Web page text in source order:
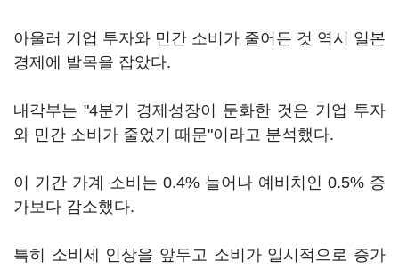
아울러 기업 투자와 민간 소비가 줄어든 것 역시 일본
경제에 발목을 잡았다.
내각부는 "4분기 경제성장이 둔화한 것은 기업 투자
와 민간 소비가 줄었기 때문"이라고 분석했다.
이 기간 가계 소비는 0.4% 늘어나 예비치인 0.5% 증
가보다 감소했다.
특히 소비세 인상을 앞두고 소비가 일시적으로 증가